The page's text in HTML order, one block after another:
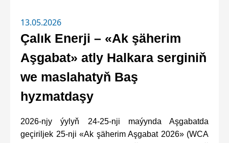
13.05.2026
Çalık Enerji – «Ak şäherim
Aşgabat» atly Halkara serginiň
we maslahatyň Baş
hyzmatdaşy
2026-njy ýylyň 24-25-nji maýynda Aşgabatda
geçiriljek 25-nji «Ak şäherim Aşgabat 2026» (WCA